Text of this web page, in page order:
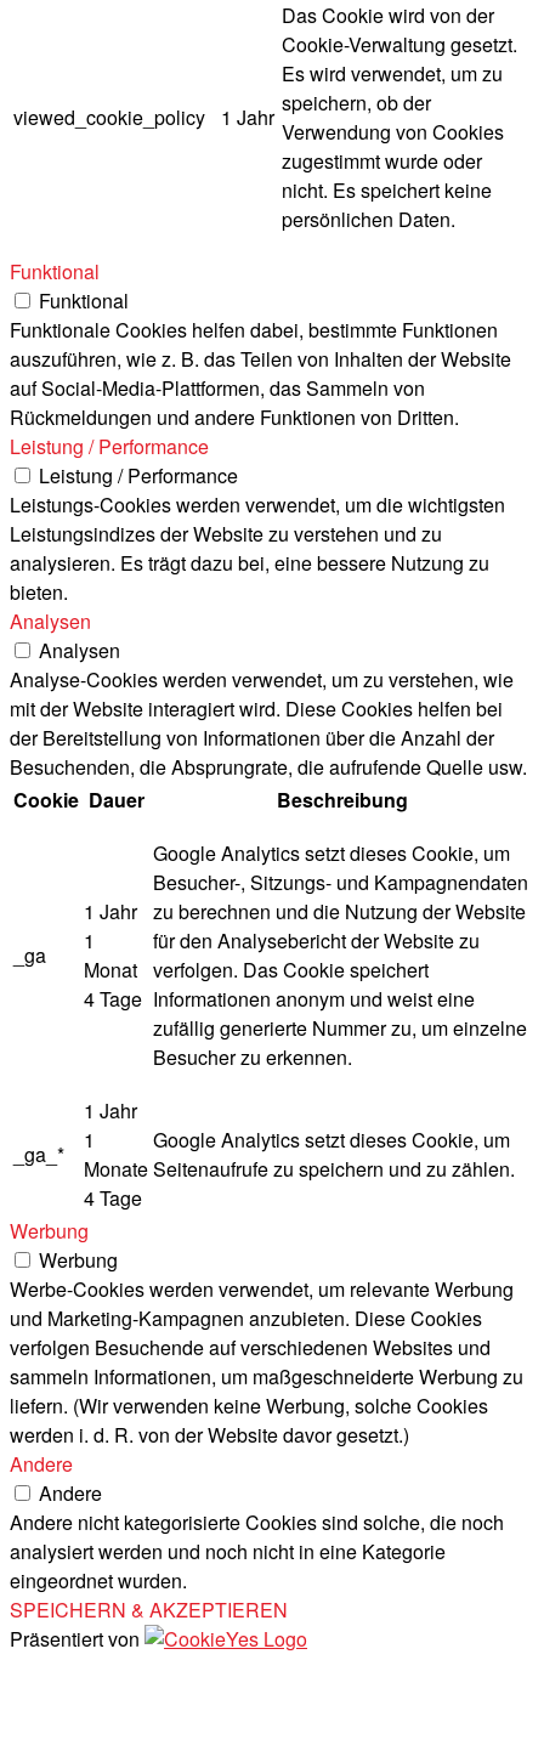
viewed_cookie_policy 1 Jahr
Das Cookie wird von der
Cookie-Verwaltung gesetzt.
Es wird verwendet, um zu
speichern, ob der
Verwendung von Cookies
zugestimmt wurde oder
nicht. Es speichert keine
persönlichen Daten.
Funktional
Funktional
Funktionale Cookies helfen dabei, bestimmte Funktionen
auszuführen, wie z. B. das Teilen von Inhalten der Website
auf Social-Media-Plattformen, das Sammeln von
Rückmeldungen und andere Funktionen von Dritten.
Leistung / Performance
Leistung / Performance
Leistungs-Cookies werden verwendet, um die wichtigsten
Leistungsindizes der Website zu verstehen und zu
analysieren. Es trägt dazu bei, eine bessere Nutzung zu
bieten.
Analysen
Analysen
Analyse-Cookies werden verwendet, um zu verstehen, wie
mit der Website interagiert wird. Diese Cookies helfen bei
der Bereitstellung von Informationen über die Anzahl der
Besuchenden, die Absprungrate, die aufrufende Quelle usw.
Cookie Dauer Beschreibung
_ga
1 Jahr
1
Monat
4 Tage
Google Analytics setzt dieses Cookie, um
Besucher-, Sitzungs- und Kampagnendaten
zu berechnen und die Nutzung der Website
für den Analysebericht der Website zu
verfolgen. Das Cookie speichert
Informationen anonym und weist eine
zufällig generierte Nummer zu, um einzelne
Besucher zu erkennen.
_ga_*
1 Jahr
1
Monate
4 Tage
Google Analytics setzt dieses Cookie, um
Seitenaufrufe zu speichern und zu zählen.
Werbung
Werbung
Werbe-Cookies werden verwendet, um relevante Werbung
und Marketing-Kampagnen anzubieten. Diese Cookies
verfolgen Besuchende auf verschiedenen Websites und
sammeln Informationen, um maßgeschneiderte Werbung zu
liefern. (Wir verwenden keine Werbung, solche Cookies
werden i. d. R. von der Website davor gesetzt.)
Andere
Andere
Andere nicht kategorisierte Cookies sind solche, die noch
analysiert werden und noch nicht in eine Kategorie
eingeordnet wurden.
SPEICHERN & AKZEPTIEREN
Präsentiert von